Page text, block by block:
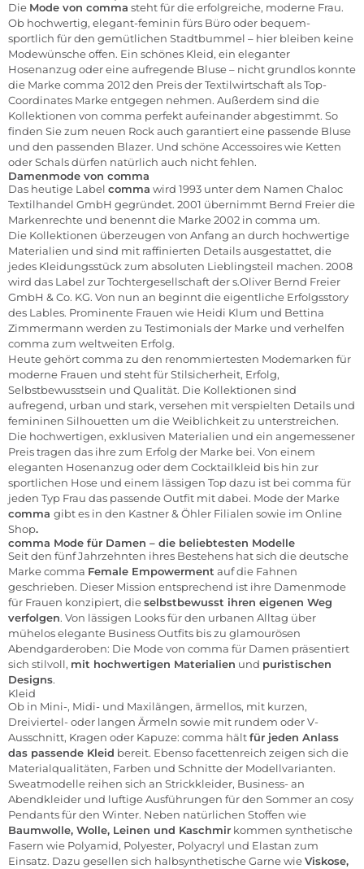
Die Mode von comma steht für die erfolgreiche, moderne Frau.
Ob hochwertig, elegant-feminin fürs Büro oder bequem-
sportlich für den gemütlichen Stadtbummel – hier bleiben keine
Modewünsche offen. Ein schönes Kleid, ein eleganter
Hosenanzug oder eine aufregende Bluse– nicht grundlos konnte
die Marke comma 2012 den Preis der Textilwirtschaft als Top-
Coordinates Marke entgegen nehmen. Außerdem sind die
Kollektionen von comma perfekt aufeinander abgestimmt. So
finden Sie zum neuen Rock auch garantiert eine passende Bluse
und den passenden Blazer. Und schöneAccessoireswie Ketten
oder Schals dürfen natürlich auch nicht fehlen.
Damenmode von comma
Das heutige Label comma wird 1993 unter dem Namen Chaloc
Textilhandel GmbH gegründet. 2001 übernimmt Bernd Freier die
Markenrechte und benennt die Marke 2002 in comma um.
Die Kollektionen überzeugen von Anfang an durch hochwertige
Materialien und sind mit raffinierten Details ausgestattet, die
jedes Kleidungsstück zum absoluten Lieblingsteil machen. 2008
wird das Label zur Tochtergesellschaft der s.Oliver Bernd Freier
GmbH & Co. KG. Von nun an beginnt die eigentliche Erfolgsstory
des Lables. Prominente Frauen wie Heidi Klum und Bettina
Zimmermann werden zu Testimonials der Marke und verhelfen
comma zum weltweiten Erfolg.
Heute gehört comma zu den renommiertesten Modemarken für
moderne Frauen und steht für Stilsicherheit, Erfolg,
Selbstbewusstsein und Qualität. Die Kollektionen sind
aufregend, urban und stark, versehen mit verspielten Details und
femininen Silhouetten um die Weiblichkeit zu unterstreichen.
Die hochwertigen, exklusiven Materialien und ein angemessener
Preis tragen das ihre zum Erfolg der Marke bei. Von einem
eleganten Hosenanzug oder dem Cocktailkleid bis hin zur
sportlichen Hose und einem lässigen Top dazu ist bei comma für
jeden Typ Frau das passende Outfit mit dabei. Mode der Marke
comma gibt es in den Kastner & Öhler Filialen sowie im Online
Shop.
comma Mode für Damen – die beliebtesten Modelle
Seit den fünf Jahrzehnten ihres Bestehens hat sich die deutsche
Marke comma Female Empowerment auf die Fahnen
geschrieben. Dieser Mission entsprechend ist ihre Damenmode
für Frauen konzipiert, dieselbstbewusst ihren eigenen Weg
verfolgen. Von lässigen Looks für den urbanen Alltag über
mühelos elegante Business Outfits bis zu glamourösen
Abendgarderoben: Die Mode von comma für Damen präsentiert
sich stilvoll, mit hochwertigen Materialien und puristischen
Designs.
Kleid
Ob in Mini-, Midi- und Maxilängen, ärmellos, mit kurzen,
Dreiviertel- oder langen Ärmeln sowie mit rundem oder V-
Ausschnitt, Kragen oder Kapuze: comma hältfür jeden Anlass
das passende Kleid bereit. Ebenso facettenreich zeigen sich die
Materialqualitäten, Farben und Schnitte der Modellvarianten.
Sweatmodelle reihen sich an Strickkleider, Business- an
Abendkleider und luftige Ausführungen für den Sommer an cosy
Pendants für den Winter. Neben natürlichen Stoffen wie
Baumwolle, Wolle, Leinen und Kaschmir kommen synthetische
Fasern wie Polyamid, Polyester, Polyacryl und Elastan zum
Einsatz. Dazu gesellen sich halbsynthetische Garne wieViskose,